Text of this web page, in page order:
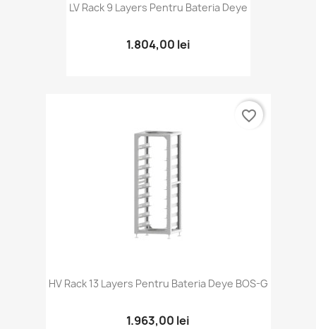
LV Rack 9 Layers Pentru Bateria Deye
1.804,00 lei
HV Rack 13 Layers Pentru Bateria Deye BOS-G
1.963,00 lei
favorite_border